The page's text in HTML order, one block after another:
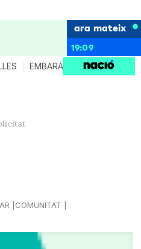
ara mateix
19:09
EMBARÀS CRIANÇA
COMUNITAT